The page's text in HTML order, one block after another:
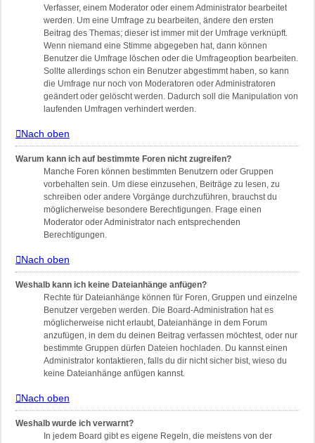
Verfasser, einem Moderator oder einem Administrator bearbeitet
werden. Um eine Umfrage zu bearbeiten, ändere den ersten
Beitrag des Themas; dieser ist immer mit der Umfrage verknüpft.
Wenn niemand eine Stimme abgegeben hat, dann können
Benutzer die Umfrage löschen oder die Umfrageoption bearbeiten.
Sollte allerdings schon ein Benutzer abgestimmt haben, so kann
die Umfrage nur noch von Moderatoren oder Administratoren
geändert oder gelöscht werden. Dadurch soll die Manipulation von
laufenden Umfragen verhindert werden.
Nach oben
Warum kann ich auf bestimmte Foren nicht zugreifen?
Manche Foren können bestimmten Benutzern oder Gruppen
vorbehalten sein. Um diese einzusehen, Beiträge zu lesen, zu
schreiben oder andere Vorgänge durchzuführen, brauchst du
möglicherweise besondere Berechtigungen. Frage einen
Moderator oder Administrator nach entsprechenden
Berechtigungen.
Nach oben
Weshalb kann ich keine Dateianhänge anfügen?
Rechte für Dateianhänge können für Foren, Gruppen und einzelne
Benutzer vergeben werden. Die Board-Administration hat es
möglicherweise nicht erlaubt, Dateianhänge in dem Forum
anzufügen, in dem du deinen Beitrag verfassen möchtest, oder nur
bestimmte Gruppen dürfen Dateien hochladen. Du kannst einen
Administrator kontaktieren, falls du dir nicht sicher bist, wieso du
keine Dateianhänge anfügen kannst.
Nach oben
Weshalb wurde ich verwarnt?
In jedem Board gibt es eigene Regeln, die meistens von der